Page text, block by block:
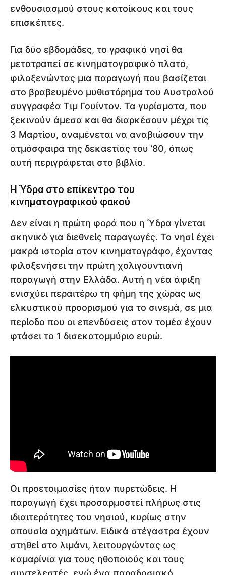
ενθουσιασμού στους κατοίκους και τους
επισκέπτες.
Για δύο εβδομάδες, το γραφικό νησί θα
μετατραπεί σε κινηματογραφικό πλατό,
φιλοξενώντας μια παραγωγή που βασίζεται
στο βραβευμένο μυθιστόρημα του Αυστραλού
συγγραφέα Τιμ Γουίντον. Τα γυρίσματα, που
ξεκινούν άμεσα και θα διαρκέσουν μέχρι τις
3 Μαρτίου, αναμένεται να αναβιώσουν την
ατμόσφαιρα της δεκαετίας του ’80, όπως
αυτή περιγράφεται στο βιβλίο.
Η Ύδρα στο επίκεντρο του
κινηματογραφικού φακού
Δεν είναι η πρώτη φορά που η Ύδρα γίνεται
σκηνικό για διεθνείς παραγωγές. Το νησί έχει
μακρά ιστορία στον κινηματογράφο, έχοντας
φιλοξενήσει την πρώτη χολιγουντιανή
παραγωγή στην Ελλάδα. Αυτή η νέα άφιξη
ενισχύει περαιτέρω τη φήμη της χώρας ως
ελκυστικού προορισμού για το σινεμά, σε μια
περίοδο που οι επενδύσεις στον τομέα έχουν
φτάσει το 1 δισεκατομμύριο ευρώ.
Οι προετοιμασίες ήταν πυρετώδεις. Η
παραγωγή έχει προσαρμοστεί πλήρως στις
ιδιαιτερότητες του νησιού, κυρίως στην
απουσία οχημάτων. Ειδικά στέγαστρα έχουν
στηθεί στο λιμάνι, λειτουργώντας ως
καμαρίνια για τους ηθοποιούς και τους